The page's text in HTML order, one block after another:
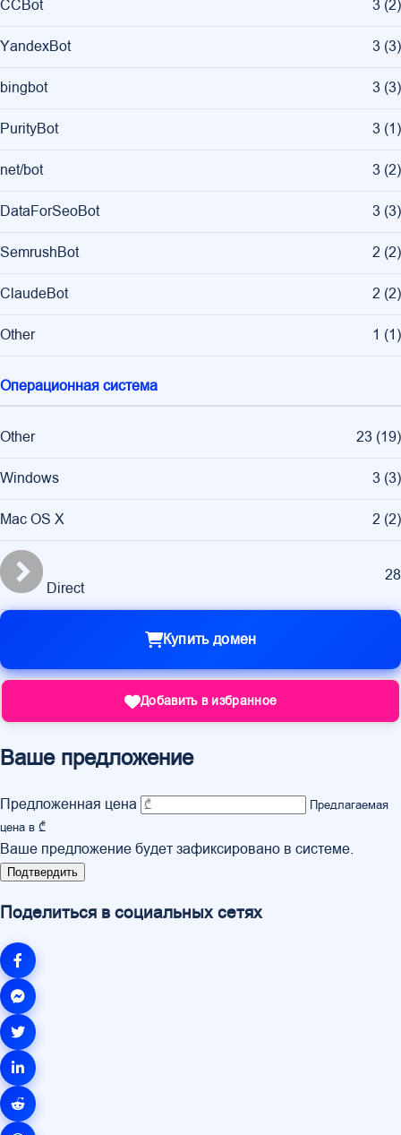
CCBot 3 (2)
YandexBot 3 (3)
bingbot 3 (3)
PurityBot 3 (1)
net/bot 3 (2)
DataForSeoBot 3 (3)
SemrushBot 2 (2)
ClaudeBot 2 (2)
Other 1 (1)
Операционная система
Other 23 (19)
Windows 3 (3)
Mac OS X 2 (2)
Direct
28
Купить домен
Добавить в избранное
Ваше предложение
Предложенная цена
Предлагаемая
цена в ₾
Ваше предложение будет зафиксировано в системе.
Подтвердить
Поделиться в социальных сетях